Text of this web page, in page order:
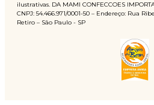
ilustrativas. DA MAMI CONFECCOES
CNPJ: 54.466.971/0001-50 – Endereço: Rua
Retiro – São Paulo - SP